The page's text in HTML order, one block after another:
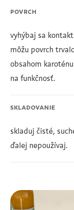
POVRCH
vyhýbaj sa
môžu povrch
obsahom
na funkčnosť.
SKLADOVANIE
skladuj čisté,
ďalej nepoužívaj.